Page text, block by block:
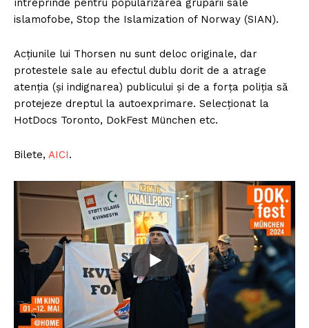
FREEDOM HOUSE ROMÂNIA
PRESShub
Despre noi / Echipa
Rețea
Contact
întreprinde pentru popularizarea grupării sale
islamofobe, Stop the Islamization of Norway (SIAN).
Acțiunile lui Thorsen nu sunt deloc originale, dar
protestele sale au efectul dublu dorit de a atrage
atenția (și indignarea) publicului și de a forța poliția să
protejeze dreptul la autoexprimare. Selecționat la
HotDocs Toronto, DokFest München etc.
Bilete, AICI.